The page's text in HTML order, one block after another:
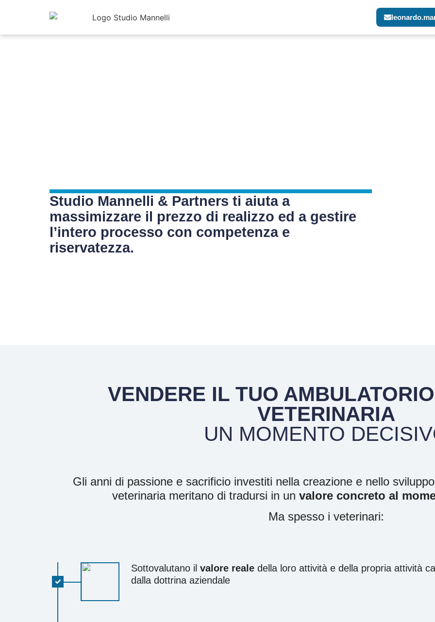
Studio Mannelli & Partners ti aiuta a
massimizzare il prezzo di realizzo ed a gestire
l’intero processo con competenza e
riservatezza.
VENDERE IL TUO
VETERINARIA
UN MOMENTO
Gli anni di passione e sacrificio investiti nella creazione e nello
veterinaria meritano di tradursi in un valore concreto al
Ma spesso i veterinari:
Sottovalutano il valore reale della loro attività e della propria attività
dalla dottrina aziendale